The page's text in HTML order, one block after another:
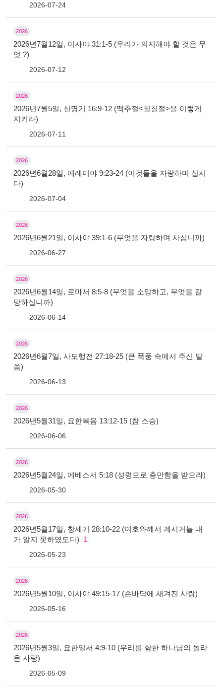
2026-07-24
2026
2026년7월12일, 이사야 31:1-5 (우리가 의지해야 할 것은 무
엇 ?)
2026-07-12
2026
2026년7월5일, 신명기 16:9-12 (맥추절<칠칠절>을 이렇게
지키라)
2026-07-11
2026
2026년6월28일, 예레미야 9:23-24 (이것들을 자랑하며 삽시
다)
2026-07-04
2026
2026년6월21일, 이사야 39:1-6 (무엇을 자랑하며 사십니까)
2026-06-27
2026
2026년6월14일, 로마서 8:5-8 (무엇을 소망하고, 무엇을 갈
망하십니까)
2026-06-14
2026
2026년6월7일, 사도행전 27:18-25 (큰 폭풍 속에서 주신 말
씀)
2026-06-13
2026
2026년5월31일, 요한복음 13:12-15 (참 스승)
2026-06-06
2026
2026년5월24일, 에베소서 5:18 (성령으로 충만함을 받으라)
2026-05-30
2026
2026년5월17일, 창세기 28:10-22 (여호와께서 계시거늘 내
가 알지 못하였도다)
1
2026-05-23
2026
2026년5월10일, 이사야 49:15-17 (손바닥에 새겨진 사랑)
2026-05-16
2026
2026년5월3일, 요한일서 4:9-10 (우리를 향한 하나님의 놀라
운 사랑)
2026-05-09